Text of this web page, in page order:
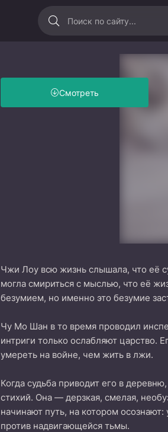
Смотреть
Чжи Лоу всю жизнь слышала, что её
могла смириться с мыслью, что её
безумием, но именно это безумие
Чу Мо Шан в то время проводил
интриги только ослабляют царство.
умереть на войне, чем жить в лжи.
Когда судьба приводит его в
стихий. Она — дерзкая, смелая,
начинают путь, на котором
против надвигающейся тьмы.